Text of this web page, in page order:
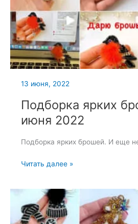
13 июня, 2022
Подборка ярких
июня 2022
Подборка ярких брошей. И еще
Подборка
13
июня
Читать далее »